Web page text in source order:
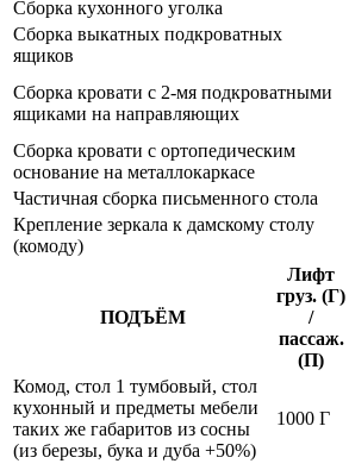
Сборка кухонного уголка
Сборка выкатных подкроватных
ящиков
Сборка кровати с 2-мя подкроватными
ящиками на направляющих
Сборка кровати с ортопедическим
основание на металлокаркасе
Частичная сборка письменного стола
Крепление зеркала к дамскому столу
(комоду)
ПОДЪЁМ
Лифт
груз. (Г)
/
пассаж.
(П)
Комод, стол 1 тумбовый, стол
кухонный и предметы мебели
таких же габаритов из сосны
(из березы, бука и дуба +50%)
1000 Г